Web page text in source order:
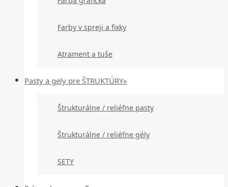
Farby v spreji a fixky
Atrament a tuše
Pasty a gely pre ŠTRUKTÚRY»
Štrukturálne / reliéfne pasty
Štrukturálne / reliéfne gély
SETY